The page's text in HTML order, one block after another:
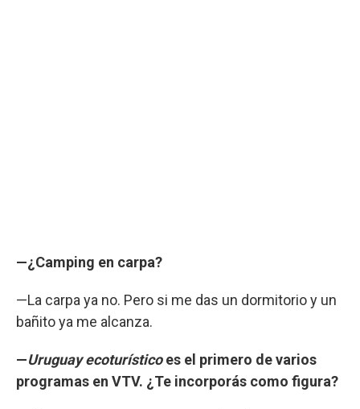
—¿Camping en carpa?
—La carpa ya no. Pero si me das un dormitorio y un
bañito ya me alcanza.
—Uruguay ecoturísticoes el primero de varios
programas en VTV. ¿Te incorporás como figura?